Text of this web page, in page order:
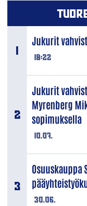
18:22
Jukurit
10.07.
Jukurit
Myrenberg
sopimuksella
30.06.
Osuuskauppa